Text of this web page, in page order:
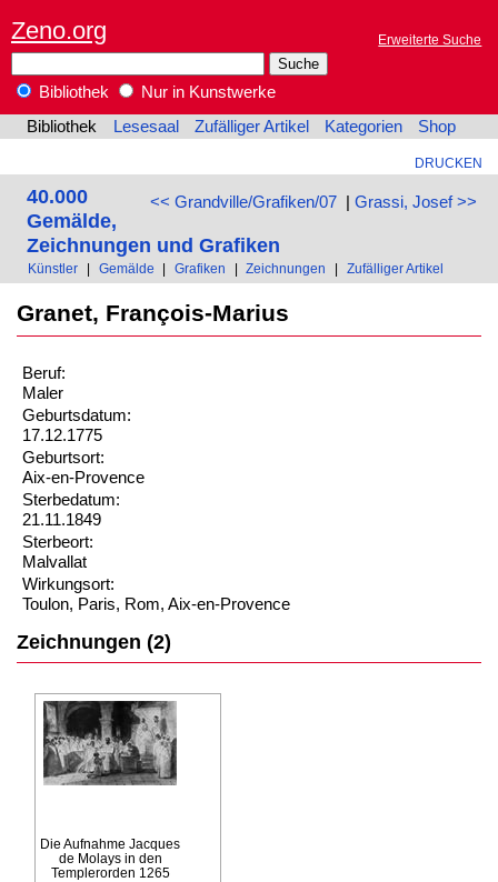
Zeno.org Erweiterte Suche
Bibliothek
Nur in Kunstwerke
Bibliothek
Lesesaal Zufälliger Artikel Kategorien Shop
DRUCKEN
<< Grandville/Grafiken/07| Grassi, Josef >>
40.000
Gemälde,
Zeichnungen und Grafiken
Künstler Gemälde Grafiken Zeichnungen Zufälliger Artikel
Granet, François-Marius
Beruf:
Maler
Geburtsdatum:
17.12.1775
Geburtsort:
Aix-en-Provence
Sterbedatum:
21.11.1849
Sterbeort:
Malvallat
Wirkungsort:
Toulon, Paris, Rom, Aix-en-Provence
Zeichnungen (2)
Die Aufnahme Jacques
de Molays in den
Templerorden 1265